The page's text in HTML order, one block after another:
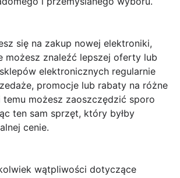
się na zakup nowej elektroniki,
możesz znaleźć lepszej oferty lub
elektronicznych regularnie
promocje lub rabaty na różne
możesz zaoszczędzić sporo
ten sam sprzęt, który byłby
cenie.
wątpliwości dotyczące